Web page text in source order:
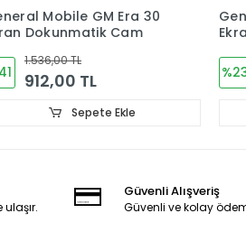
Mobile Gm24 Pro
Dokunmatik Cam
4.176,00 TL
3.216,00 TL
Sepete Ekle
Güvenli Alışveriş
Güvenli ve kolay